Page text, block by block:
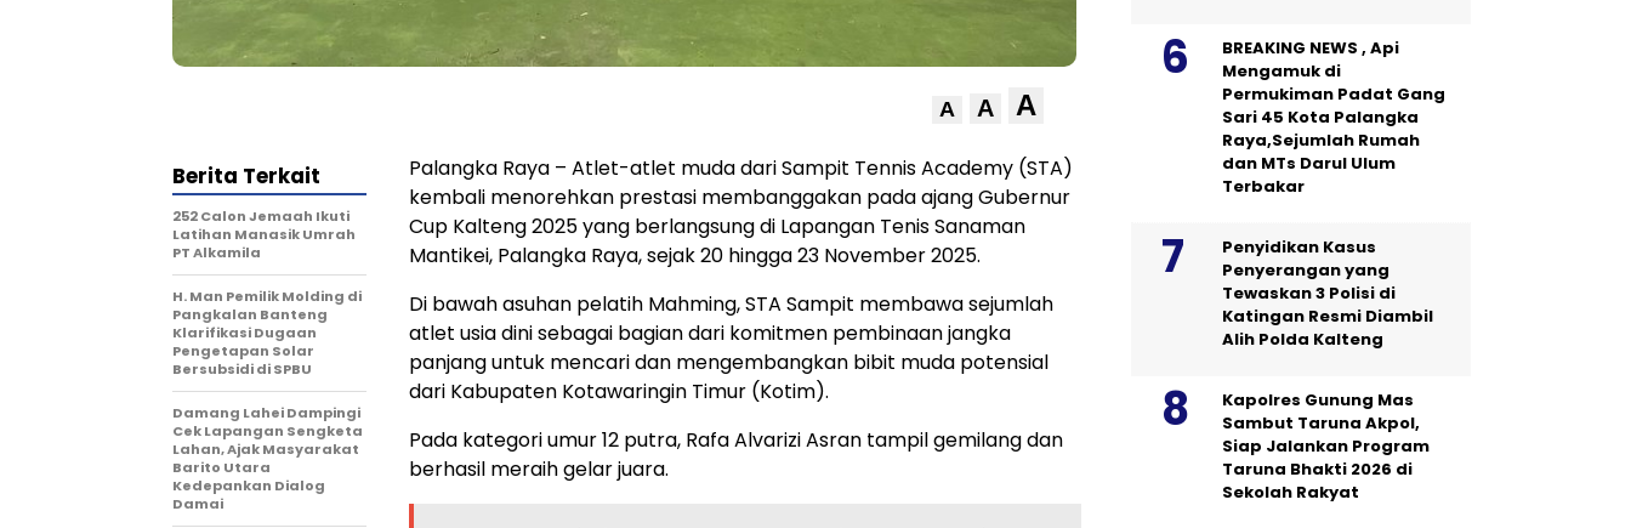
A A A
Palangka Raya – Atlet-atlet muda dari Sampit Tennis Academy (STA)
kembali menorehkan prestasi membanggakan pada ajang Gubernur
Cup Kalteng 2025 yang berlangsung di Lapangan Tenis Sanaman
Mantikei, Palangka Raya, sejak 20 hingga 23 November 2025.
Di bawah asuhan pelatih Mahming, STA Sampit membawa sejumlah
atlet usia dini sebagai bagian dari komitmen pembinaan jangka
panjang untuk mencari dan mengembangkan bibit muda potensial
dari Kabupaten Kotawaringin Timur (Kotim).
Pada kategori umur 12 putra, Rafa Alvarizi Asran tampil gemilang dan
berhasil meraih gelar juara.
Berita Terkait
252 Calon Jemaah Ikuti
Latihan Manasik Umrah
PT Alkamila
H. Man Pemilik Molding di
Pangkalan Banteng
Klarifikasi Dugaan
Pengetapan Solar
Bersubsidi di SPBU
Damang Lahei Dampingi
Cek Lapangan Sengketa
Lahan, Ajak Masyarakat
Barito Utara
Kedepankan Dialog
Damai
BREAKING NEWS , Api
Mengamuk di
Permukiman Padat Gang
Sari 45 Kota Palangka
Raya,Sejumlah Rumah
dan MTs Darul Ulum
Terbakar
Penyidikan Kasus
Penyerangan yang
Tewaskan 3 Polisi di
Katingan Resmi Diambil
Alih Polda Kalteng
Kapolres Gunung Mas
Sambut Taruna Akpol,
Siap Jalankan Program
Taruna Bhakti 2026 di
Sekolah Rakyat